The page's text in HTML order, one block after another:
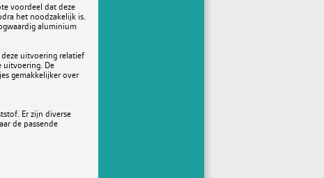
voordeel dat deze
het noodzakelijk is.
aluminium
uitvoering relatief
uitvoering. De
gemakkelijker over
Er zijn diverse
de passende